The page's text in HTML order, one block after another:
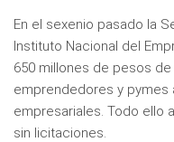
En el sexenio pasado la
Instituto Nacional del
650 millones de pesos
emprendedores y pymes
empresariales. Todo ello
sin licitaciones.